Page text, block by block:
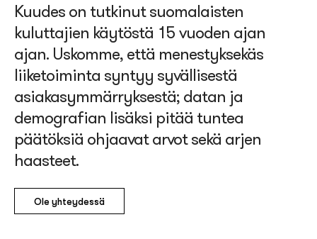
Kuudes on tutkinut suomalaisten
kuluttajien käytöstä 15 vuoden ajan
ajan. Uskomme, että menestyksekäs
liiketoiminta syntyy syvällisestä
asiakasymmärryksestä; datan ja
demografian lisäksi pitää tuntea
päätöksiä ohjaavat arvot sekä arjen
haasteet.
Ole yhteydessä